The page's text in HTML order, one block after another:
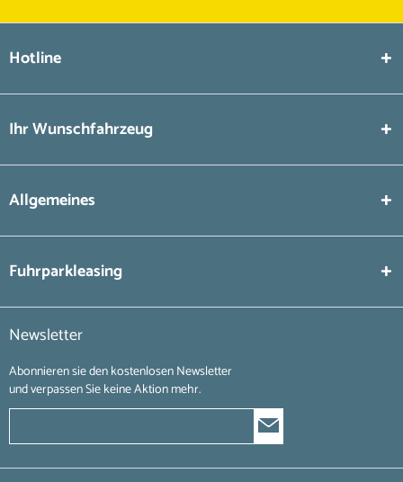
Hotline
Ihr Wunschfahrzeug
Allgemeines
Fuhrparkleasing
Newsletter
Abonnieren sie den kostenlosen Newsletter
und verpassen Sie keine Aktion mehr.